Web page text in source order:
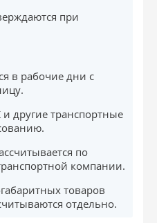
при
в рабочие дни с
другие транспортные
по
компании.
товаров
отдельно.